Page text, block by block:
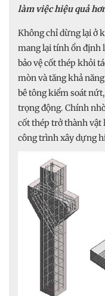
làm việc hiệu quả
Không chỉ dừng lại ở
mang lại tính ổn định
bảo vệ cốt thép khỏi
mòn và tăng khả
bê tông kiểm soát
trọng động. Chính
cốt thép trở thành vật
công trình xây dựng